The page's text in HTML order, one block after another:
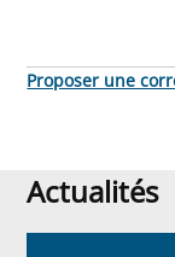
Proposer une
Actualités
Actualités